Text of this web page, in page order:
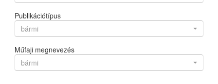
Publikációtípus
bármi
Műfaji megnevezés
bármi